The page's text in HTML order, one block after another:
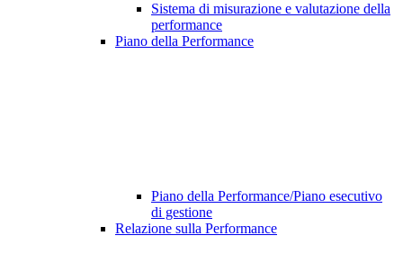
Sistema di misurazione e valutazione della
performance
Piano della Performance
Piano della Performance/Piano esecutivo
di gestione
Relazione sulla Performance